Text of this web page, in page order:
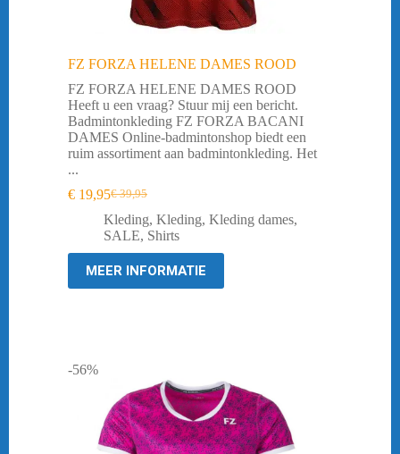
FZ FORZA HELENE DAMES ROOD
FZ FORZA HELENE DAMES ROOD
Heeft u een vraag? Stuur mij een bericht.
Badmintonkleding FZ FORZA BACANI
DAMES Online-badmintonshop biedt een
ruim assortiment aan badmintonkleding. Het
...
€39,95
Oorspronkelijke
prijs
was:
€ 39,95.
€ 19,95Huidige
prijs
is:
€ 19,95.
Kleding, Kleding, Kleding dames,
SALE, Shirts
MEER INFORMATIE
-56%